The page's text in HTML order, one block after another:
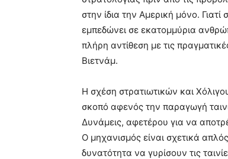
στην ίδια την Αμερική μόνο.
εμπεδώνει σε εκατομμύρια
πλήρη αντίθεση με τις
Βιετνάμ.
Η σχέση στρατιωτικών και
σκοπό αφενός την παραγωγή
Δυνάμεις, αφετέρου για να
Ο μηχανισμός είναι σχετικά
δυνατότητα να γυρίσουν τις